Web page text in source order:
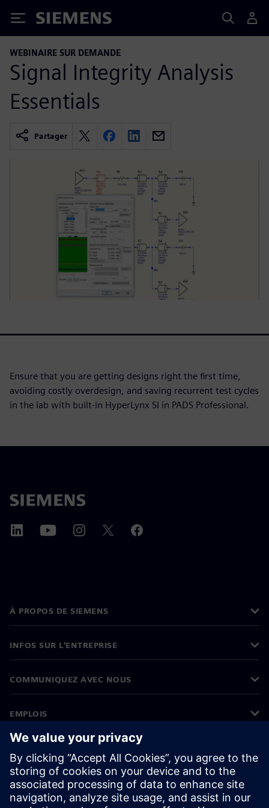
Siemens
WEBINAIRE SUR DEMANDE
Signal Integrity Analysis
Essentials
Partager
Ensure that you are getting designs right the first time,
avoiding costly overdesign, and saving recurrent test cycles
in the lab with built-in HyperLynx SI in PADS Professional.
À PROPOS DE SIEMENS
INFOS SUR L'ENTREPRISE
COMMUNIQUEZ AVEC NOUS
EMPLOIS
©Siemens 2026
Informations sur l’entreprise